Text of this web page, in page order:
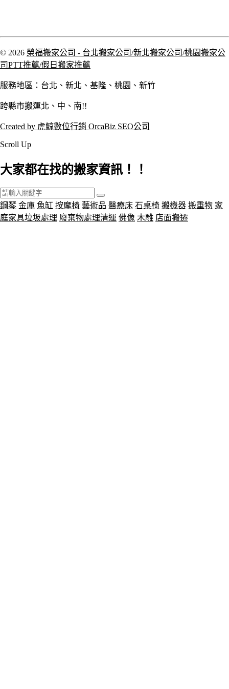
© 2026 榮福搬家公司 - 台北搬家公司/新北搬家公司/桃園搬家公
司PTT推薦/假日搬家推薦
服務地區：台北、新北、基隆、桃園、新竹
跨縣市搬運北、中、南!!
Created by 虎鯨數位行銷 OrcaBiz SEO公司
Scroll Up
大家都在找的搬家資訊！！
鋼琴 金庫 魚缸 按摩椅 藝術品 醫療床 石桌椅 搬機器 搬重物 家
庭家具垃圾處理 廢棄物處理清運 佛像 木雕 店面搬遷